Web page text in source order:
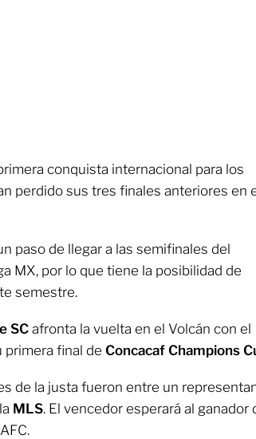
conquista internacional para los
perdido sus tres finales anteriores en
paso de llegar a las semifinales del
MX, por lo que tiene la posibilidad de
semestre.
SCafronta la vuelta en el Volcán con el
primera final de Concacaf Champions
de la justa fueron entre un
MLS. El vencedor esperará al ganador